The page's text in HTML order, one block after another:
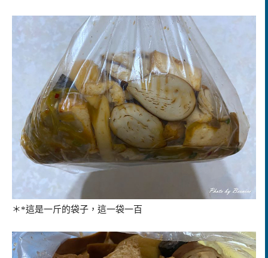
＊*這是一斤的袋子，這一袋一百